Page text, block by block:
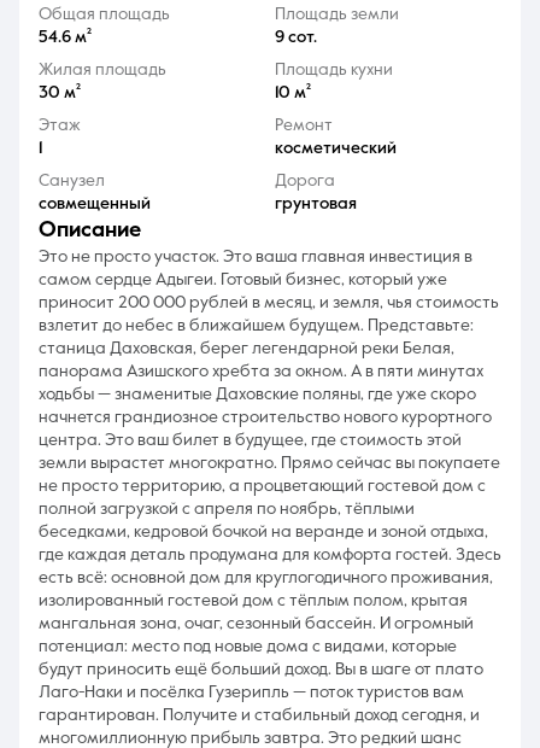
8 (861) 297-00-00
Ежедневно с 08:30 до 20:00
Общая площадь
54.6 м²
Площадь земли
9 сот.
Жилая площадь
30 м²
Площадь кухни
10 м²
Этаж
Ремонт
косметический
Санузел
совмещенный
Дорога
грунтовая
описание
Это не просто участок. Это ваша главная инвестиция в
самом сердце Адыгеи. Готовый бизнес, который уже
приносит 200 000 рублей в месяц, и земля, чья стоимость
взлетит до небес в ближайшем будущем. Представьте:
станица Даховская, берег легендарной реки Белая,
панорама Азишского хребта за окном. А в пяти минутах
ходьбы — знаменитые Даховские поляны, где уже скоро
начнется грандиозное строительство нового курортного
центра. Это ваш билет в будущее, где стоимость этой
земли вырастет многократно. Прямо сейчас вы покупаете
не просто территорию, а процветающий гостевой дом с
полной загрузкой с апреля по ноябрь, тёплыми
беседками, кедровой бочкой на веранде и зоной отдыха,
где каждая деталь продумана для комфорта гостей. Здесь
есть всё: основной дом для круглогодичного проживания,
изолированный гостевой дом с тёплым полом, крытая
мангальная зона, очаг, сезонный бассейн. И огромный
потенциал: место под новые дома с видами, которые
будут приносить ещё больший доход. Вы в шаге от плато
Лаго-Наки и посёлка Гузерипль — поток туристов вам
гарантирован. Получите и стабильный доход сегодня, и
многомиллионную прибыль завтра. Это редкий шанс